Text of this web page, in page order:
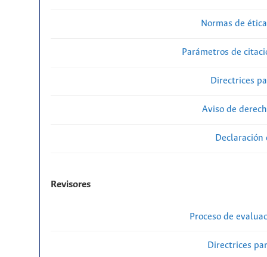
Normas de
Parámetros de
Directrices
Aviso de
Revisores
Proceso de
Directrices